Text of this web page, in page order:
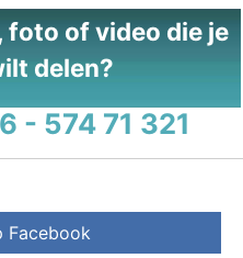
foto of video die je
delen?
- 574 71 321
Facebook